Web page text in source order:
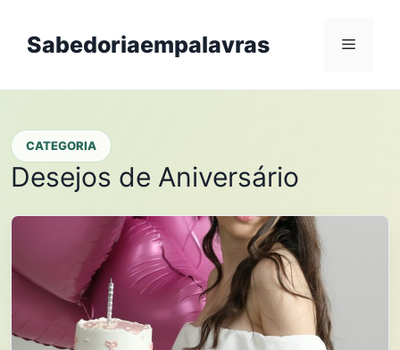
contentSabedoriaempalavras Menu
CATEGORIA
Desejos de Aniversário